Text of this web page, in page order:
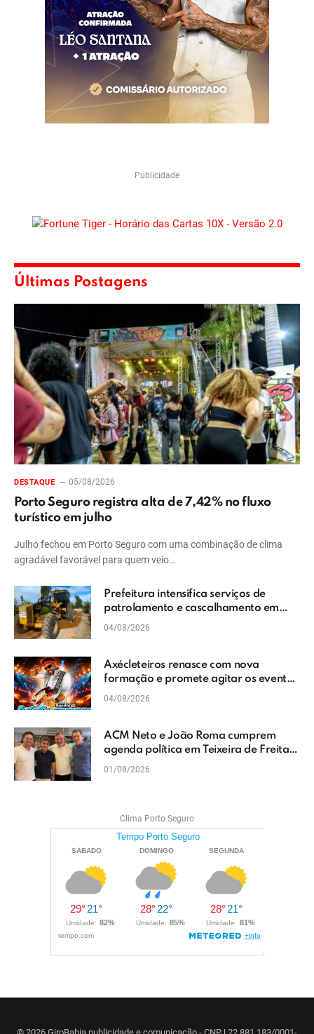
Publicidade
Últimas Postagens
DESTAQUE 05/08/2026
Porto Seguro registra alta de 7,42% no fluxo
turístico em julho
Julho fechou em Porto Seguro com uma combinação de clima
agradável favorável para quem veio…
Prefeitura intensifica serviços de
patrolamento e cascalhamento em
Vera Cruz
04/08/2026
Axécleteiros renasce com nova
formação e promete agitar os eventos
do Extremo Sul da Bahia
04/08/2026
ACM Neto e João Roma cumprem
agenda política em Teixeira de Freitas
e reforçam projeto para o Extremo Sul
01/08/2026
Clima Porto Seguro